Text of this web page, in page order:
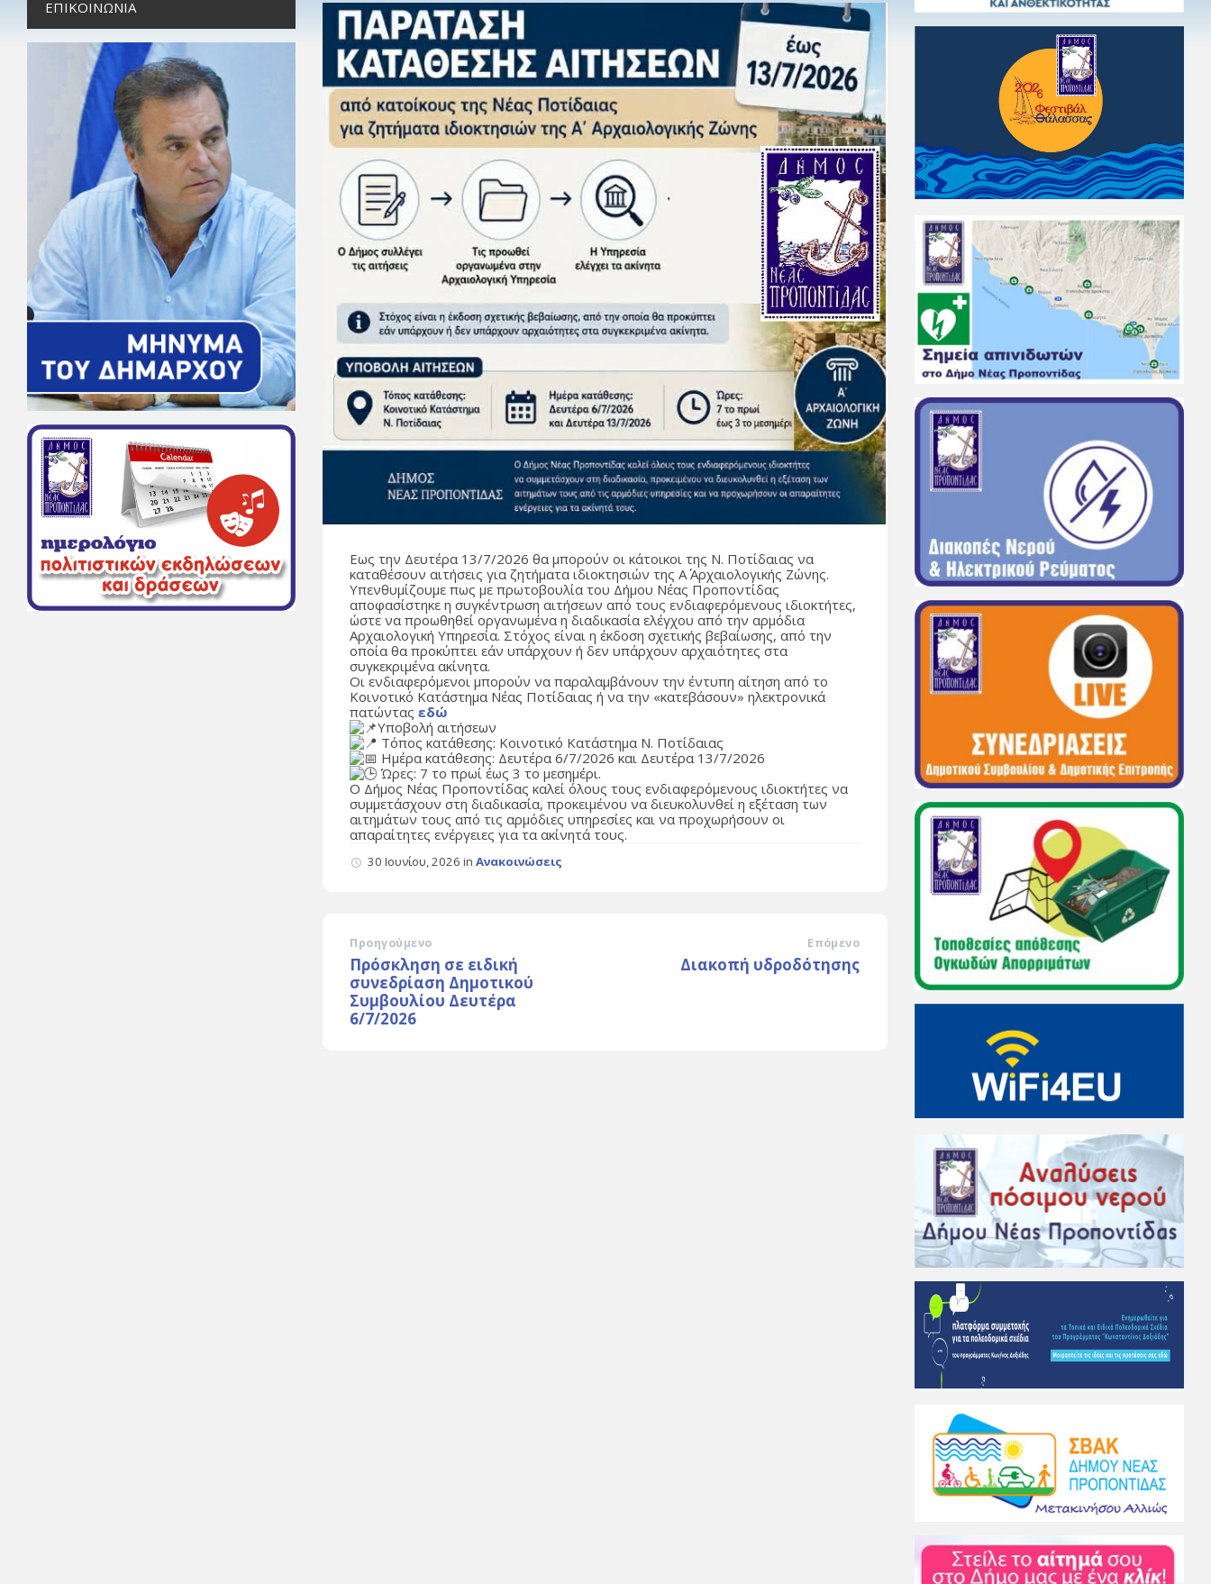
Εως την Δευτέρα 13/7/2026 θα μπορούν οι κάτοικοι της Ν. Ποτίδαιας να
καταθέσουν αιτήσεις για ζητήματα ιδιοκτησιών της Α΄ Αρχαιολογικής Ζώνης.
Υπενθυμίζουμε πως με πρωτοβουλία του Δήμου Νέας Προποντίδας
αποφασίστηκε η συγκέντρωση αιτήσεων από τους ενδιαφερόμενους ιδιοκτήτες,
ώστε να προωθηθεί οργανωμένα η διαδικασία ελέγχου από την αρμόδια
Αρχαιολογική Υπηρεσία. Στόχος είναι η έκδοση σχετικής βεβαίωσης, από την
οποία θα προκύπτει εάν υπάρχουν ή δεν υπάρχουν αρχαιότητες στα
συγκεκριμένα ακίνητα.
Οι ενδιαφερόμενοι μπορούν να παραλαμβάνουν την έντυπη αίτηση από το
Κοινοτικό Κατάστημα Νέας Ποτίδαιας ή να την «κατεβάσουν» ηλεκτρονικά
πατώνταςεδώ
Υποβολή αιτήσεων
Τόπος κατάθεσης: Κοινοτικό Κατάστημα Ν. Ποτίδαιας
Ημέρα κατάθεσης: Δευτέρα 6/7/2026 και Δευτέρα 13/7/2026
Ώρες: 7 το πρωί έως 3 το μεσημέρι.
Ο Δήμος Νέας Προποντίδας καλεί όλους τους ενδιαφερόμενους ιδιοκτήτες να
συμμετάσχουν στη διαδικασία, προκειμένου να διευκολυνθεί η εξέταση των
αιτημάτων τους από τις αρμόδιες υπηρεσίες και να προχωρήσουν οι
απαραίτητες ενέργειες για τα ακίνητά τους.
30 Ιουνίου, 2026inΑνακοινώσεις
Προηγούμενο
Πρόσκληση σε ειδική
συνεδρίαση Δημοτικού
Συμβουλίου Δευτέρα
6/7/2026
Επόμενο
Διακοπή υδροδότησης
ΕΠΙΚΟΙΝΩΝΊΑ